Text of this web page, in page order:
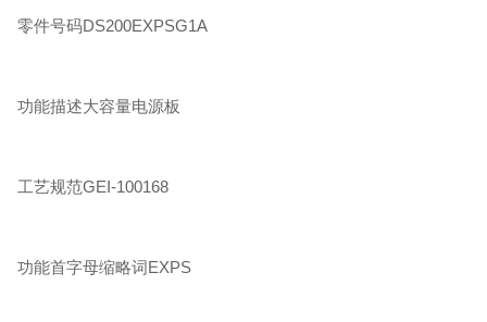
零件号码DS200EXPSG1A
功能描述大容量电源板
工艺规范GEI-100168
功能首字母缩略词EXPS